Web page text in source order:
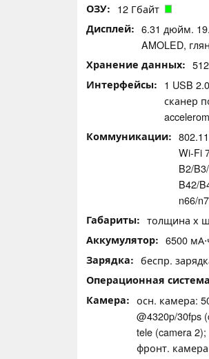
ОЗУ 12 Гбайт
Дисплей
6.31 дюйм.
AMOLED,
Хранение данных
Интерфейсы
1 USB
сканер
Коммуникации
Wi-Fi
B2/​
B42/​
n66/​
Габариты толщина х
Аккумулятор 6500
Зарядка беспр.
Операционная система
Камера
осн. камера:
@4320p/​30fps
tele (camera
фронт.